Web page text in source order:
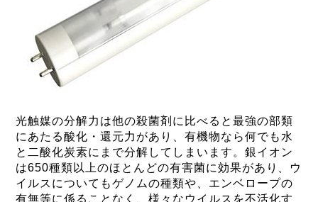
光触媒の分解力は他の殺菌剤に比べると最強の部類
にあたる酸化・還元力があり、有機物なら何でも水
と二酸化炭素にまで分解してしまいます。銀イオン
は650種類以上のほとんどの有害菌に効果があり、ウ
イルスについてもゲノムの種類や、エンベロープの
有無等に係ることなく、様々なウイルスを不活化す